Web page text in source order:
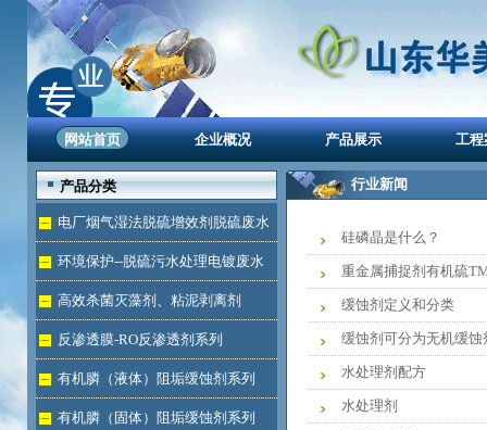
网站首页 企业概况 产品展示 工程
产品分类
电厂烟气湿法脱硫增效剂脱硫废水
处理环境保护--脱硫污水处理电镀废水
达标高效杀菌灭藻剂、粘泥剥离剂
反渗透膜-RO反渗透剂系列
有机膦（液体）阻垢缓蚀剂系列
有机膦（固体）阻垢缓蚀剂系列
行业新闻
硅磷晶是什么？
重金属捕捉剂有机硫
缓蚀剂定义和分类
缓蚀剂可分为无机缓
水处理剂配方
水处理剂